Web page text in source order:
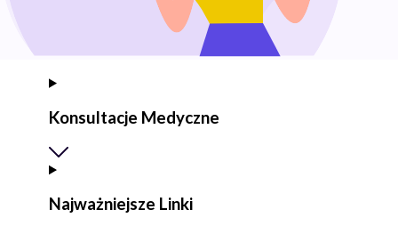
Konsultacje Medyczne
Najważniejsze Linki